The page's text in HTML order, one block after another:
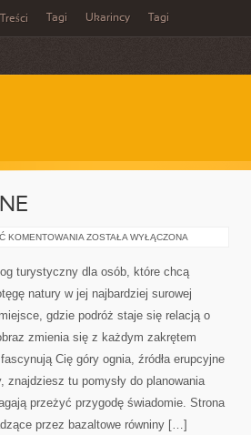
Tagi Ukarincy Tagi
KOMENTOWANIA ZJAWISKA
ZOSTAŁA WYŁĄCZONA
turystyczny dla osób, które chcą
natury w jej najbardziej surowej
gdzie podróż staje się relacją o
zmienia się z każdym zakrętem
Cię góry ognia, źródła erupcyjne
znajdziesz tu pomysły do planowania
przeżyć przygodę świadomie. Strona
przez bazaltowe równiny […]